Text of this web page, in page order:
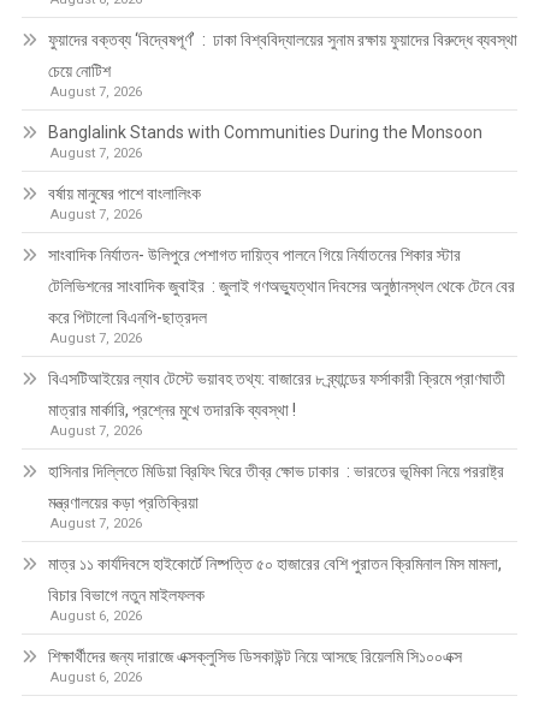
ফুয়াদের বক্তব্য ‘বিদ্বেষপূর্ণ’ : ঢাকা বিশ্ববিদ্যালয়ের সুনাম রক্ষায় ফুয়াদের বিরুদ্ধে ব্যবস্থা
চেয়ে নোটিশ
August 7, 2026
Banglalink Stands with Communities During the Monsoon
August 7, 2026
বর্ষায় মানুষের পাশে বাংলালিংক
August 7, 2026
সাংবাদিক নির্যাতন- উলিপুরে পেশাগত দায়িত্ব পালনে গিয়ে নির্যাতনের শিকার স্টার
টেলিভিশনের সাংবাদিক জুবাইর : জুলাই গণঅভ্যুত্থান দিবসের অনুষ্ঠানস্থল থেকে টেনে বের
করে পিটালো বিএনপি-ছাত্রদল
August 7, 2026
বিএসটিআইয়ের ল্যাব টেস্টে ভয়াবহ তথ্য: বাজারের ৮ ব্র্যান্ডের ফর্সাকারী ক্রিমে প্রাণঘাতী
মাত্রার মার্কারি, প্রশ্নের মুখে তদারকি ব্যবস্থা !
August 7, 2026
হাসিনার দিল্লিতে মিডিয়া ব্রিফিং ঘিরে তীব্র ক্ষোভ ঢাকার : ভারতের ভূমিকা নিয়ে পররাষ্ট্র
মন্ত্রণালয়ের কড়া প্রতিক্রিয়া
August 7, 2026
মাত্র ১১ কার্যদিবসে হাইকোর্টে নিষ্পত্তি ৫০ হাজারের বেশি পুরাতন ক্রিমিনাল মিস মামলা,
বিচার বিভাগে নতুন মাইলফলক
August 6, 2026
শিক্ষার্থীদের জন্য দারাজে এক্সক্লুসিভ ডিসকাউন্ট নিয়ে আসছে রিয়েলমি সি১০০এক্স
August 6, 2026